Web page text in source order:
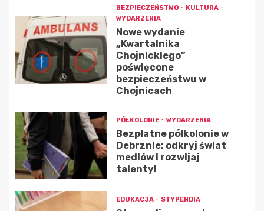
BEZPIECZEŃSTWO
KULTURA
WYDARZENIA
Nowe wydanie
„Kwartalnika
Chojnickiego”
poświęcone
bezpieczeństwu w
Chojnicach
PÓŁKOLONIE WYDARZENIA
Bezpłatne półkolonie w
Debrznie: odkryj świat
mediów i rozwijaj
talenty!
EDUKACJA STYPENDIA